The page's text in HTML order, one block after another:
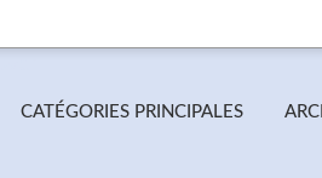
CATÉGORIES PRINCIPALES